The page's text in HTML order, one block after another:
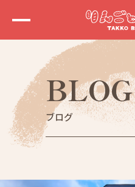
BLOG
ブログ